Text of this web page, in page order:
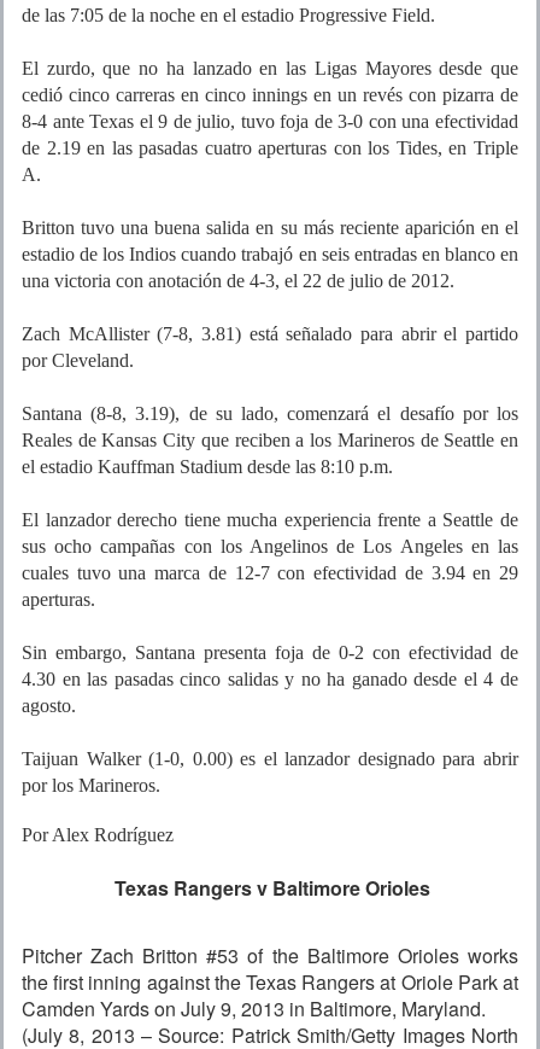
de las 7:05 de la noche en el estadio Progressive Field.
El zurdo, que no ha lanzado en las Ligas Mayores desde que
cedió cinco carreras en cinco innings en un revés con pizarra de
8-4 ante Texas el 9 de julio, tuvo foja de 3-0 con una efectividad
de 2.19 en las pasadas cuatro aperturas con los Tides, en Triple
A.
Britton tuvo una buena salida en su más reciente aparición en el
estadio de los Indios cuando trabajó en seis entradas en blanco en
una victoria con anotación de 4-3, el 22 de julio de 2012.
Zach McAllister (7-8, 3.81) está señalado para abrir el partido
por Cleveland.
Santana (8-8, 3.19), de su lado, comenzará el desafío por los
Reales de Kansas City que reciben a los Marineros de Seattle en
el estadio Kauffman Stadium desde las 8:10 p.m.
El lanzador derecho tiene mucha experiencia frente a Seattle de
sus ocho campañas con los Angelinos de Los Angeles en las
cuales tuvo una marca de 12-7 con efectividad de 3.94 en 29
aperturas.
Sin embargo, Santana presenta foja de 0-2 con efectividad de
4.30 en las pasadas cinco salidas y no ha ganado desde el 4 de
agosto.
Taijuan Walker (1-0, 0.00) es el lanzador designado para abrir
por los Marineros.
Por Alex Rodríguez
Texas Rangers v Baltimore Orioles
Pitcher Zach Britton #53 of the Baltimore Orioles works
the first inning against the Texas Rangers at Oriole Park at
Camden Yards on July 9, 2013 in Baltimore, Maryland.
(July 8, 2013 – Source: Patrick Smith/Getty Images North